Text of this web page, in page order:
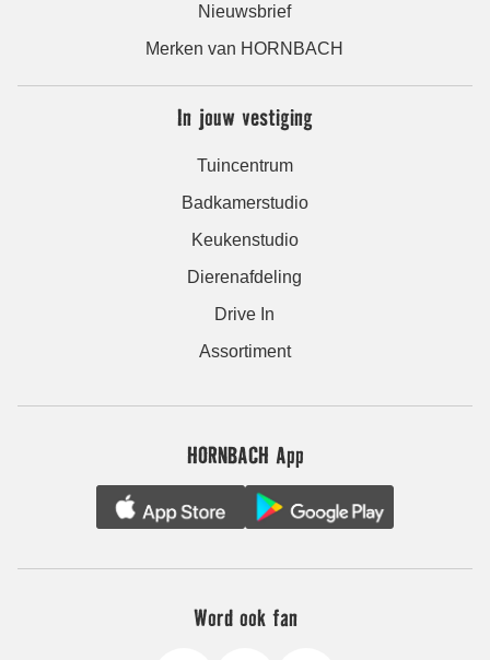
Nieuwsbrief
Merken van HORNBACH
In jouw vestiging
Tuincentrum
Badkamerstudio
Keukenstudio
Dierenafdeling
Drive In
Assortiment
HORNBACH App
Word ook fan